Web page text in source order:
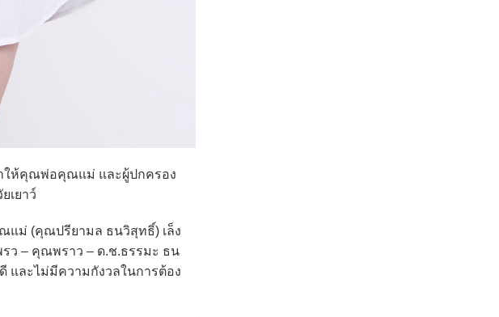
ำให้คุณพ่อคุณแม่ และผู้ปกครอง
เยาว์
แม่ (คุณปรียามล ธนวิสุทธิ์) เล็ง
ว – คุณพราว – ด.ช.ธรรมะ ธน
และไม่มีความกังวลในการต้อง